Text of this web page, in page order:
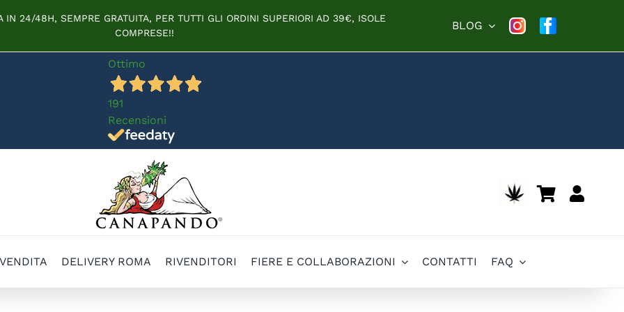
IN 24/48H, SEMPRE GRATUITA, PER TUTTI GLI ORDINI SUPERIORI AD 39€, ISOLE
COMPRESE!!
BLOG
Ottimo
191
Recensioni
DELIVERY ROMA RIVENDITORI FIERE E COLLABORAZIONI CONTATTI FAQ